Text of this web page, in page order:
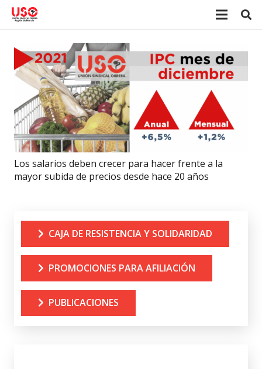
Los salarios deben crecer para hacer frente a la
mayor subida de precios desde hace 20 años
CAJA DE RESISTENCIA Y SOLIDARIDAD
PROMOCIONES PARA AFILIACIÓN
PUBLICACIONES